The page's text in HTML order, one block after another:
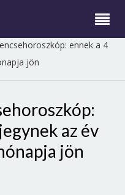
ennek a 4
jön
az év
jön